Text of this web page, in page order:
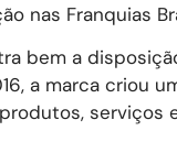
nas Franquias
bem a
a marca criou
serviços